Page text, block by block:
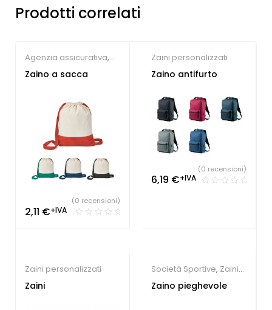
Prodotti correlati
Agenzia assicurativa,
Società Sportive
Zaino a sacca
2,11 €+IVA
(0 recensioni)
Zaini personalizzati
Zaino antifurto
6,19 €+IVA
(0 recensioni)
Zaini personalizzati
Zaini
Società Sportive, Zaini
personalizzati,Gadget
Zaino pieghevole